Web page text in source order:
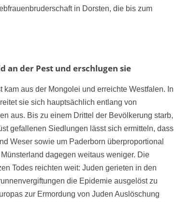
in Dorsten, die bis zum
an der Pest und erschlugen sie
aus der Mongolei und erreichte Westfalen. In
sie sich hauptsächlich entlang von
aus. Bis zu einem Drittel der Bevölkerung starb,
gefallenen Siedlungen lässt sich ermitteln, dass
Weser sowie um Paderborn überproportional
dagegen weitaus weniger. Die
Todes reichten weit: Juden gerieten in den
die Epidemie ausgelöst zu
zur Ermordung von Juden Auslöschung